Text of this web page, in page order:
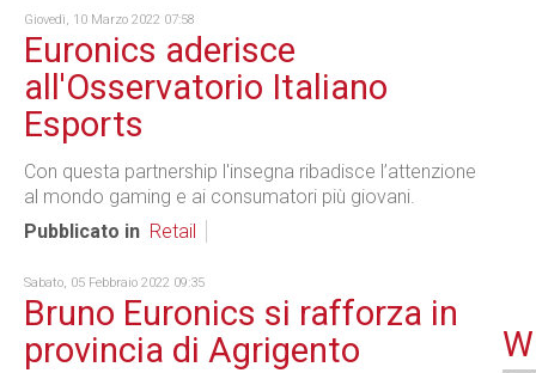
Giovedì, 10 Marzo 2022 07:58
Euronics aderisce
all'Osservatorio Italiano
Esports
Con questa partnership l'insegna ribadisce l’attenzione
al mondo gaming e ai consumatori più giovani.
Pubblicato in Retail
Sabato, 05 Febbraio 2022 09:35
Bruno Euronics si rafforza in
provincia di Agrigento